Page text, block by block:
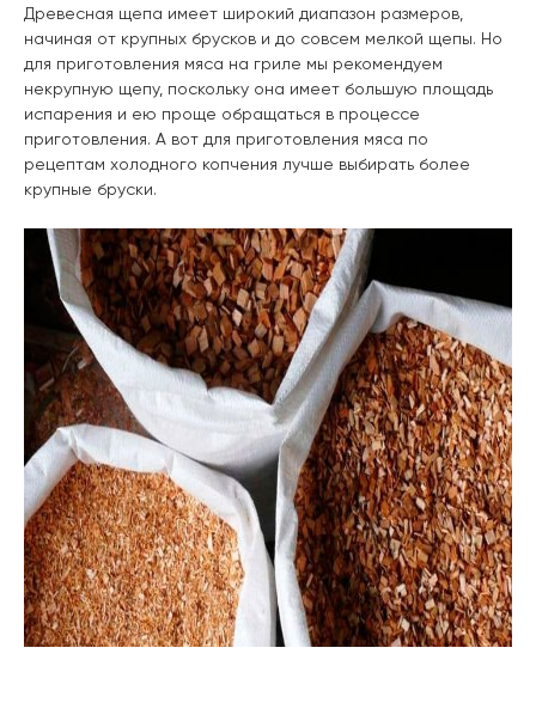
Древесная щепа имеет широкий диапазон размеров,
начиная от крупных брусков и до совсем мелкой щепы. Но
для приготовления мяса на гриле мы рекомендуем
некрупную щепу, поскольку она имеет большую площадь
испарения и ею проще обращаться в процессе
приготовления. А вот для приготовления мяса по
рецептам холодного копчения лучше выбирать более
крупные бруски.